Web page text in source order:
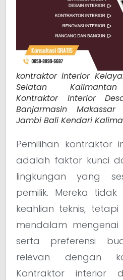
kontraktor interior
Selatan Kalimantan
Kontraktor Interior
Banjarmasin
Jambi Bali Kendari
Pemilihan kontraktor
adalah faktor kunci
lingkungan yang
pemilik. Mereka
keahlian teknis,
mendalam
serta preferensi
relevan dengan
Kontraktor interior